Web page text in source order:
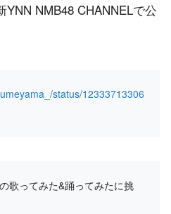
YNN NMB48 CHANNELで公
status/12333713306
歌ってみた&踊ってみたに挑